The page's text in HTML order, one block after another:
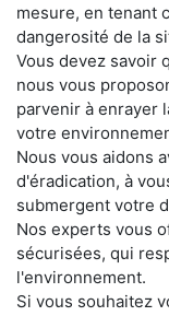
mesure, en tenant
dangerosité de la
Vous devez savoir
nous vous
parvenir à enrayer
votre
Nous vous aidons
d'éradication, à
submergent votre
Nos experts vous
sécurisées, qui
l'environnement.
Si vous souhaitez